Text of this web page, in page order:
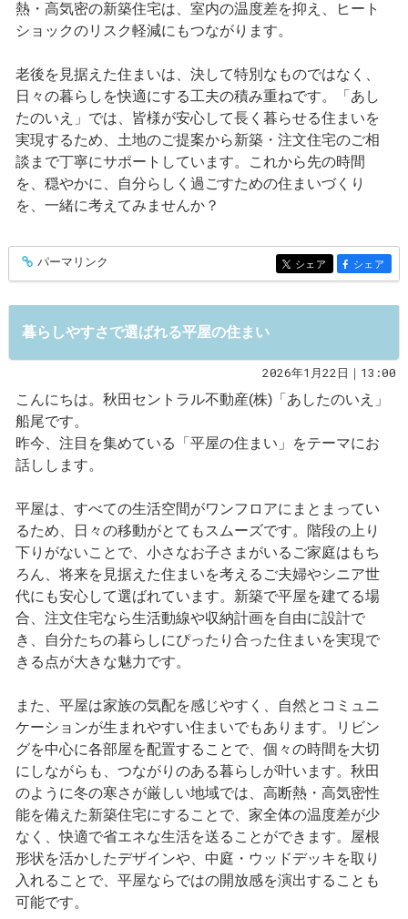
熱・高気密の新築住宅は、室内の温度差を抑え、ヒート
ショックのリスク軽減にもつながります。
老後を見据えた住まいは、決して特別なものではなく、
日々の暮らしを快適にする工夫の積み重ねです。「あし
たのいえ」では、皆様が安心して長く暮らせる住まいを
実現するため、土地のご提案から新築・注文住宅のご相
談まで丁寧にサポートしています。これから先の時間
を、穏やかに、自分らしく過ごすための住まいづくり
を、一緒に考えてみませんか？
entry565
パーマリンク entry565
シェア entry565
シェア
暮らしやすさで選ばれる平屋の住まい
2026年1月22日｜13:00
こんにちは。秋田セントラル不動産(株)「あしたのいえ」
船尾です。
昨今、注目を集めている「平屋の住まい」をテーマにお
話しします。
平屋は、すべての生活空間がワンフロアにまとまってい
るため、日々の移動がとてもスムーズです。階段の上り
下りがないことで、小さなお子さまがいるご家庭はもち
ろん、将来を見据えた住まいを考えるご夫婦やシニア世
代にも安心して選ばれています。新築で平屋を建てる場
合、注文住宅なら生活動線や収納計画を自由に設計で
き、自分たちの暮らしにぴったり合った住まいを実現で
きる点が大きな魅力です。
また、平屋は家族の気配を感じやすく、自然とコミュニ
ケーションが生まれやすい住まいでもあります。リビン
グを中心に各部屋を配置することで、個々の時間を大切
にしながらも、つながりのある暮らしが叶います。秋田
のように冬の寒さが厳しい地域では、高断熱・高気密性
能を備えた新築住宅にすることで、家全体の温度差が少
なく、快適で省エネな生活を送ることができます。屋根
形状を活かしたデザインや、中庭・ウッドデッキを取り
入れることで、平屋ならではの開放感を演出することも
可能です。